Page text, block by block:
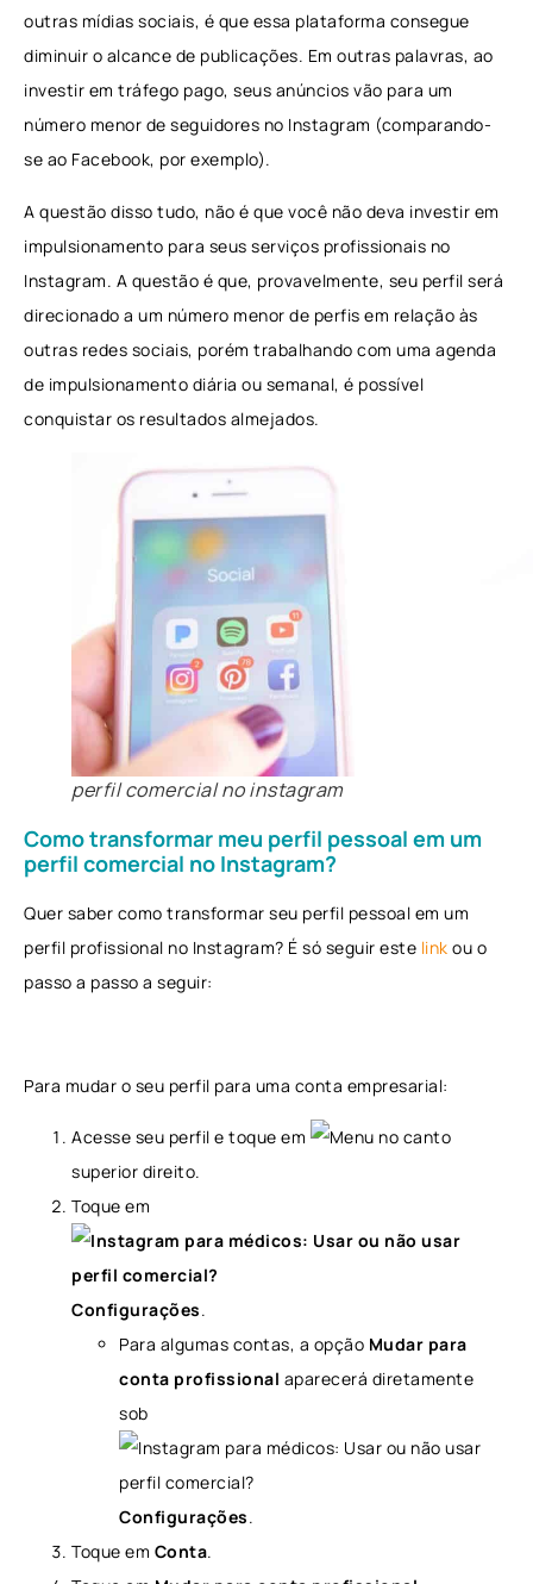
outras mídias sociais, é que essa plataforma consegue
diminuir o alcance de publicações. Em outras palavras, ao
investir em tráfego pago, seus anúncios vão para um
número menor de seguidores no Instagram (comparando-
se ao Facebook, por exemplo).
A questão disso tudo, não é que você não deva investir em
impulsionamento para seus serviços profissionais no
Instagram. A questão é que, provavelmente, seu perfil será
direcionado a um número menor de perfis em relação às
outras redes sociais, porém trabalhando com uma agenda
de impulsionamento diária ou semanal, é possível
conquistar os resultados almejados.
perfil comercial no instagram
Como transformar meu perfil pessoal em um
perfil comercial no Instagram?
Quer saber como transformar seu perfil pessoal em um
perfil profissional no Instagram? É só seguir este link ou o
passo a passo a seguir:
Para mudar o seu perfil para uma conta empresarial:
Acesse seu perfil e toque em
no canto
superior direito.
Toque em
Configurações.
Para algumas contas, a opção Mudar para
conta profissional aparecerá diretamente
sob
Configurações.
Toque em Conta.